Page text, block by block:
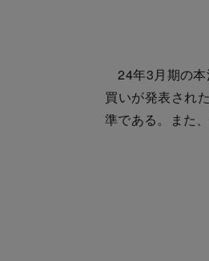
24年3月期の本
買いが発表され
準である。また